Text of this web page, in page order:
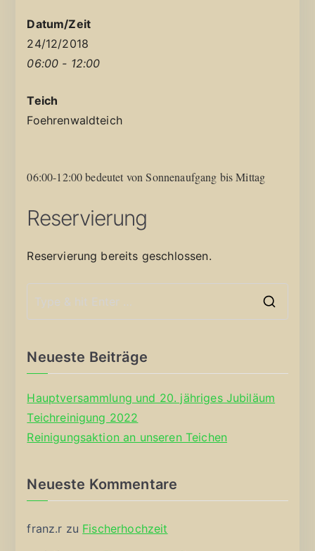
Datum/Zeit
24/12/2018
06:00 - 12:00
Teich
Foehrenwaldteich
06:00-12:00 bedeutet von Sonnenaufgang bis Mittag
Reservierung
Reservierung bereits geschlossen.
Neueste Beiträge
Hauptversammlung und 20. jähriges Jubiläum
Teichreinigung 2022
Reinigungsaktion an unseren Teichen
Neueste Kommentare
franz.r zu Fischerhochzeit